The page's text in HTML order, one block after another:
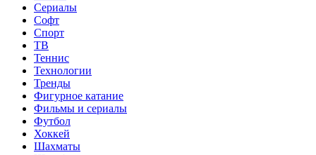
Сериалы
Софт
Спорт
ТВ
Теннис
Технологии
Тренды
Фигурное катание
Фильмы и сериалы
Футбол
Хоккей
Шахматы